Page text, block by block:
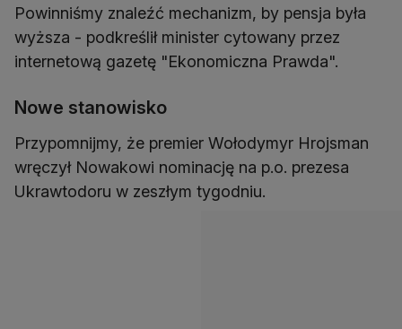
Powinniśmy znaleźć mechanizm, by pensja była
wyższa - podkreślił minister cytowany przez
internetową gazetę "Ekonomiczna Prawda".
Nowe stanowisko
Przypomnijmy, że premier Wołodymyr Hrojsman
wręczył Nowakowi nominację na p.o. prezesa
Ukrawtodoru w zeszłym tygodniu.